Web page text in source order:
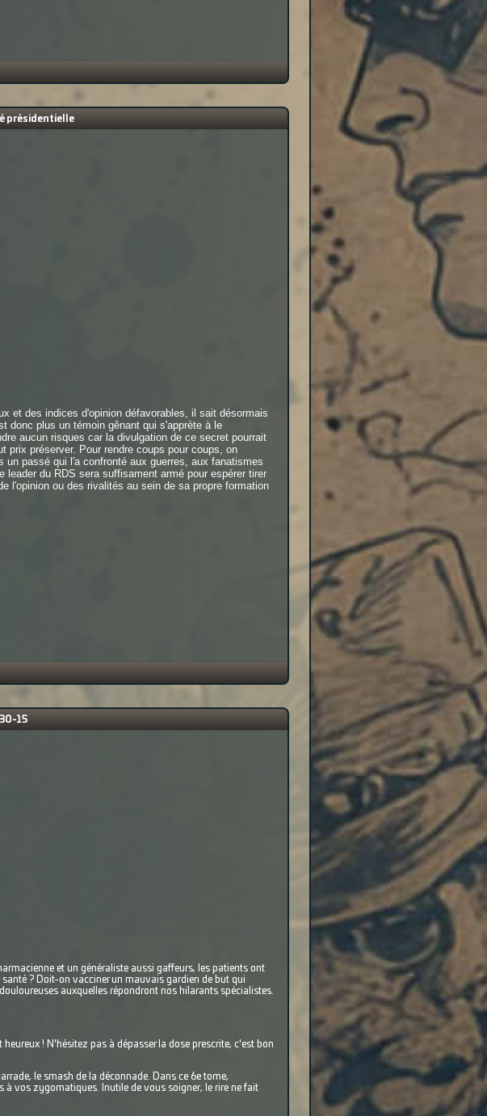
présidentielle
et des indices d'opinion défavorables, il sait désormais
donc plus un témoin gênant qui s'apprète à le
aucun risques car la divulgation de ce secret pourrait
prix préserver. Pour rendre coups pour coups, on
passé qui l'a confronté aux guerres, aux fanatismes
du RDS sera suffisament armé pour espérer tirer
l'opinion ou des rivalités au sein de sa propre formation
15
et un généraliste aussi gaffeurs, les patients ont
santé ? Doit-on vacciner un mauvais gardien de but qui
auxquelles répondront nos hilarants spécialistes.
! N'hésitez pas à dépasser la dose prescrite, c'est bon
le smash de la déconnade. Dans ce 6e tome,
vos zygomatiques. Inutile de vous soigner, le rire ne fait